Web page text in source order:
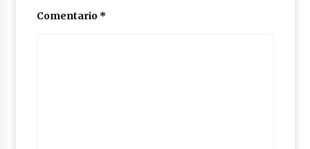
Comentario *